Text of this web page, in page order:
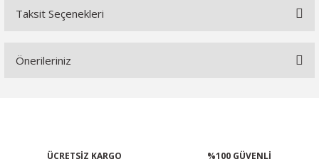
Taksit Seçenekleri
Önerileriniz
ÜCRETSİZ KARGO %100 GÜVENLİ